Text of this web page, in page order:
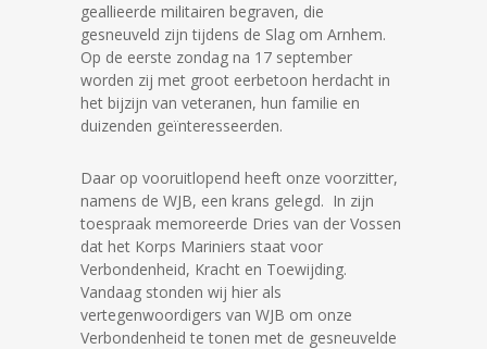
geallieerde militairen begraven, die
gesneuveld zijn tijdens de Slag om Arnhem.
Op de eerste zondag na 17 september
worden zij met groot eerbetoon herdacht in
het bijzijn van veteranen, hun familie en
duizenden geïnteresseerden.
Daar op vooruitlopend heeft onze voorzitter,
namens de WJB, een krans gelegd. In zijn
toespraak memoreerde Dries van der Vossen
dat het Korps Mariniers staat voor
Verbondenheid, Kracht en Toewijding.
Vandaag stonden wij hier als
vertegenwoordigers van WJB om onze
Verbondenheid te tonen met de gesneuvelde